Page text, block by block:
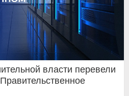
власти перевели